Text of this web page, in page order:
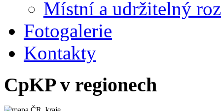
Místní a udržitelný
Fotogalerie
Kontakty
CpKP v regionech